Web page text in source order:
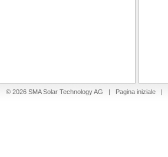
© 2026 SMA Solar Technology AG | Pagina iniziale |